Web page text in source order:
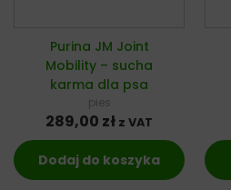
Purina JM Joint
Mobility – sucha
karma dla psa
pies
289,00 zł z VAT
Dodaj do koszyka